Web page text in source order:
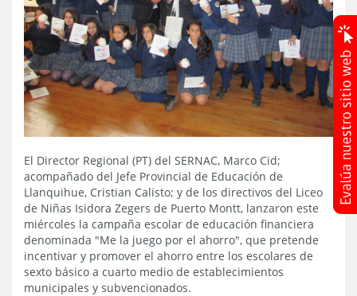
El Director Regional (PT) del SERNAC, Marco Cid;
acompañado del Jefe Provincial de Educación de
Llanquihue, Cristian Calisto; y de los directivos del Liceo
de Niñas Isidora Zegers de Puerto Montt, lanzaron este
miércoles la campaña escolar de educación financiera
denominada "Me la juego por el ahorro", que pretende
incentivar y promover el ahorro entre los escolares de
sexto básico a cuarto medio de establecimientos
municipales y subvencionados.